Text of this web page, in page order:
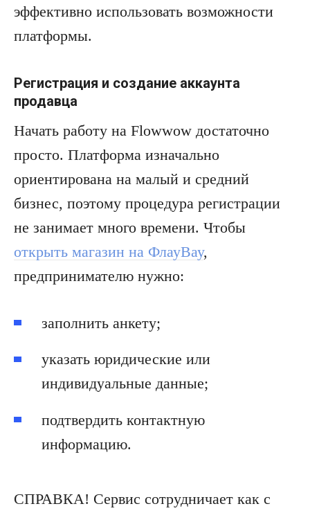
эффективно использовать возможности
платформы.
Регистрация и создание аккаунта
продавца
Начать работу на Flowwow достаточно
просто. Платформа изначально
ориентирована на малый и средний
бизнес, поэтому процедура регистрации
не занимает много времени. Чтобы
открыть магазин на ФлауВау,
предпринимателю нужно:
заполнить анкету;
указать юридические или
индивидуальные данные;
подтвердить контактную
информацию.
СПРАВКА! Сервис сотрудничает как с